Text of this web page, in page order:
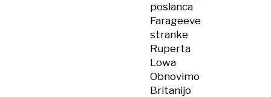
poslanca
Farageeve
stranke
Ruperta
Lowa
Obnovimo
Britanijo